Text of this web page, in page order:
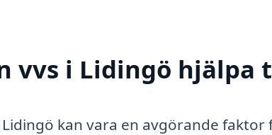
vvs i Lidingö hjälpa
kan vara en avgörande